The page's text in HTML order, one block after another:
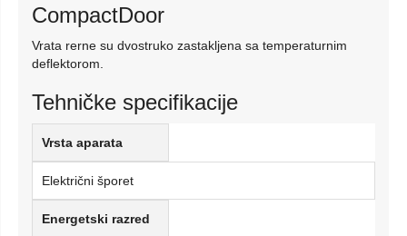
CompactDoor
Vrata rerne su dvostruko zastakljena sa temperaturnim
deflektorom.
Tehničke specifikacije
Vrsta aparata
Električni šporet
Energetski razred